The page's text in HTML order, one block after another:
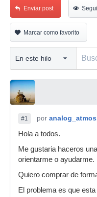
Enviar post
Marcar como favorito
#1 por
Hola a todos.
Me gustaria haceros
orientarme o ayudarme.
Quiero comprar de
El problema es que